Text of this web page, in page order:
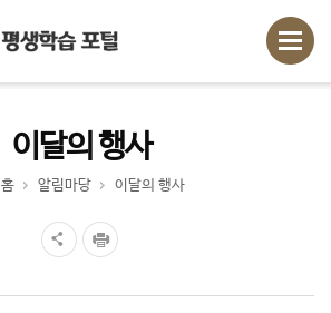
이달의 행사
홈 알림마당 이달의 행사